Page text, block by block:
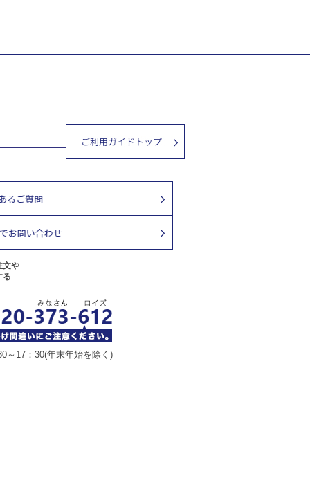
文や
る
～17：30(年末年始を除く)